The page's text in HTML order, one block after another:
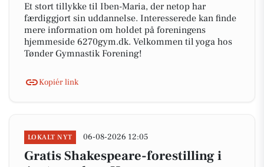
Et stort tillykke til Iben-Maria, der netop har
færdiggjort sin uddannelse. Interesserede kan finde
mere information om holdet på foreningens
hjemmeside 6270gym.dk. Velkommen til yoga hos
Tønder Gymnastik Forening!
Kopiér link
LOKALT NYT 06-08-2026 12:05
Gratis Shakespeare-forestilling i